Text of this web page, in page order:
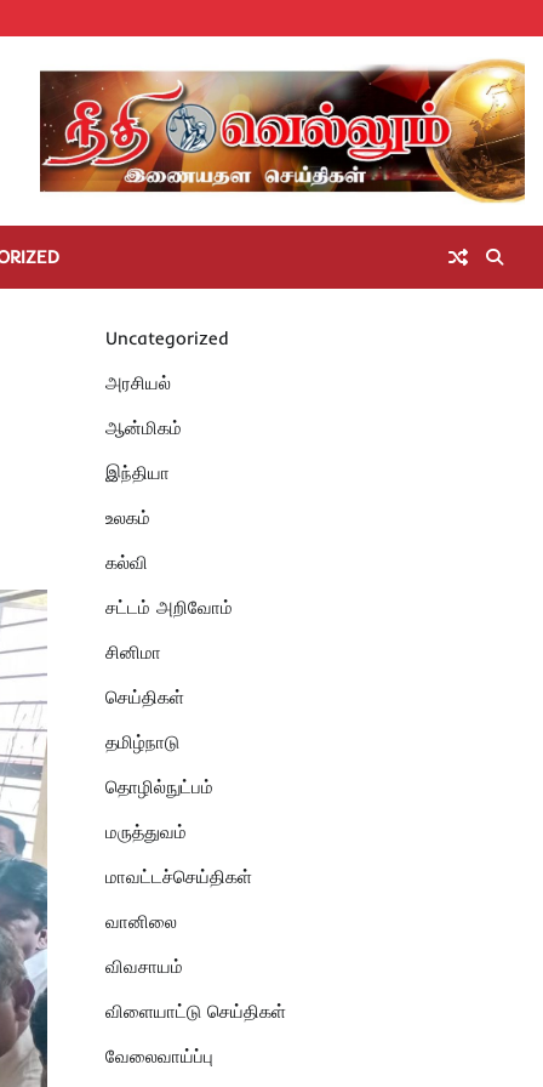
Homeசெய்திகள்
தமிழ்நாடுமாவட்டச்செய்திகள்
அரசியல்ஆன்மிகம்
சட்டம்
அறிவோம்
சினிமா
Uncategorized
அரசியல்
ஆன்மிகம்
இந்தியா
உலகம்
கல்வி
சட்டம் அறிவோம்
சினிமா
செய்திகள்
தமிழ்நாடு
தொழில்நுட்பம்
மருத்துவம்
மாவட்டச்செய்திகள்
வானிலை
விவசாயம்
விளையாட்டு செய்திகள்
வேலைவாய்ப்பு